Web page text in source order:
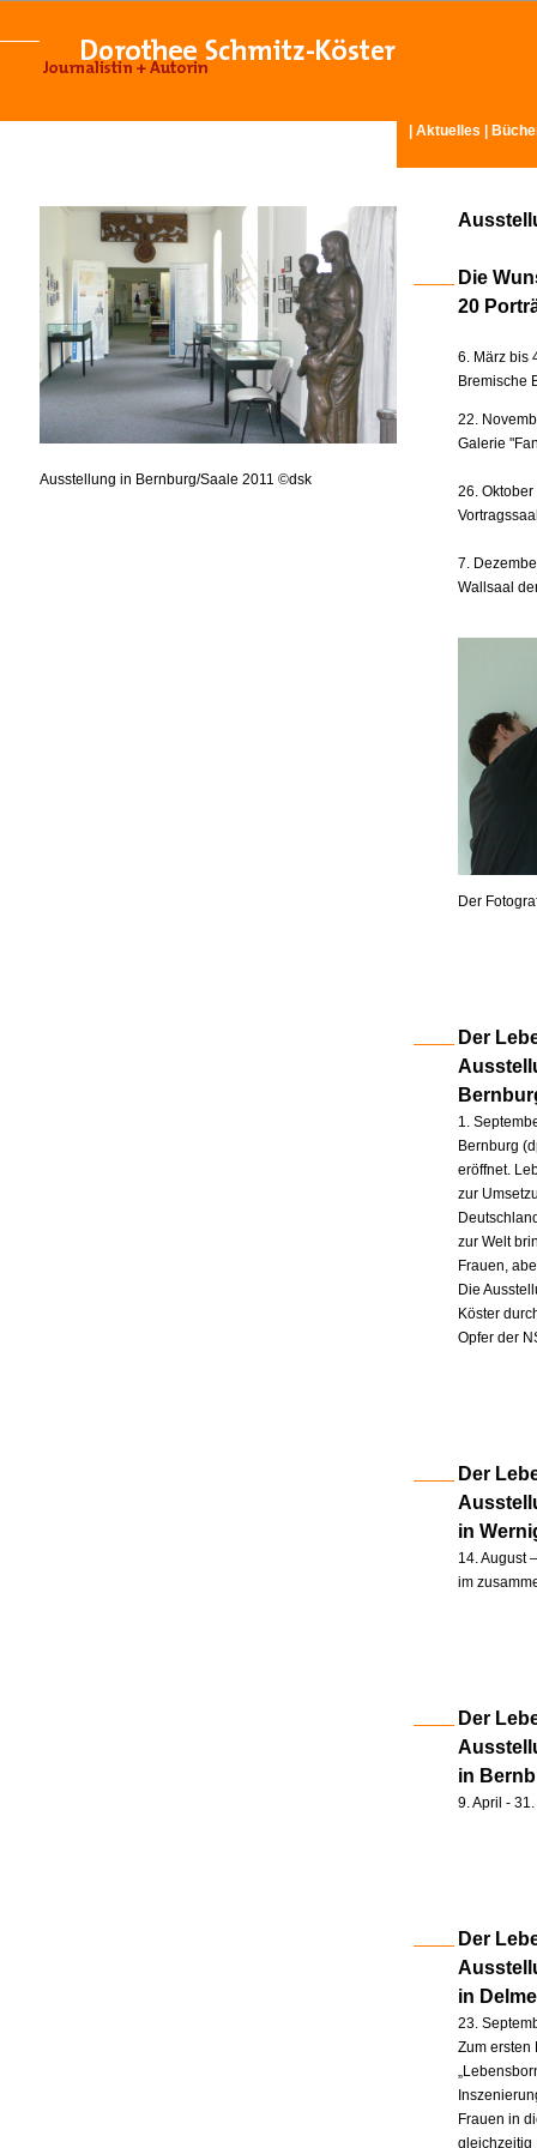
Aktuelles
Ausstellung in Bernburg/Saale 2011 ©dsk
Die
20
6. März bis
Bremische
22.
Galerie
26.
7.
Wallsaal
Der
Der
1.
Bernburg
eröffnet.
zur
zur Welt
Frauen,
Die
Köster
Opfer der
Der
in
14. August
im
Der
in
9. April -
Der
in
23.
Zum ersten
Frauen in
gleichzeitig